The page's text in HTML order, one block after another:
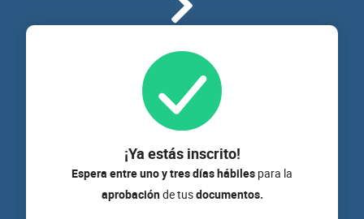
¡Ya estás inscrito!
Espera entre uno y tres días hábiles para la
aprobaciónde tusdocumentos.